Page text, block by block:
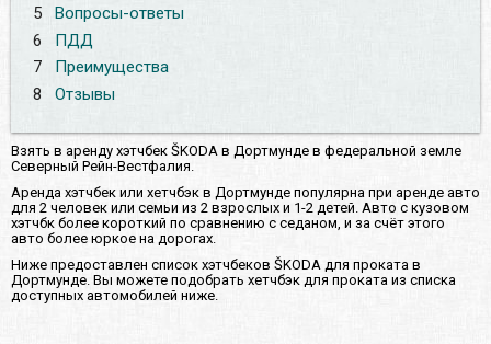
5
Вопросы-ответы
6
ПДД
7
Преимущества
8
Отзывы
Взять в аренду хэтчбек ŠKODA в Дортмунде в федеральной земле
Северный Рейн-Вестфалия.
Аренда хэтчбек или хетчбэк в Дортмунде популярна при аренде авто
для 2 человек или семьи из 2 взрослых и 1-2 детей. Авто с кузовом
хэтчбк более короткий по сравнению с седаном, и за счёт этого
авто более юркое на дорогах.
Ниже предоставлен список хэтчбеков ŠKODA для проката в
Дортмунде. Вы можете подобрать хетчбэк для проката из списка
доступных автомобилей ниже.